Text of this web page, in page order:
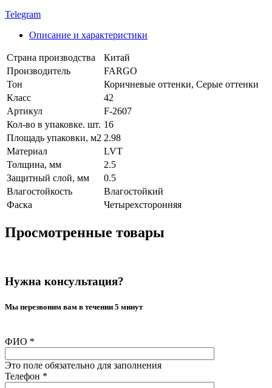
Telegram
Описание и характеристики
Страна производства
Китай
Производитель
FARGO
Тон
Коричневые оттенки, Серые оттенки
Класс
42
Артикул
F-2607
Кол-во в упаковке. шт. 16
Площадь упаковки, м2 2.98
Материал
LVT
Толщина, мм
2.5
Защитный слой, мм
0.5
Влагостойкость
Влагостойкий
Фаска
Четырехсторонняя
Просмотренные товары
Нужна консультация?
Мы перезвоним вам в течении 5 минут
ФИО *
Это поле обязательно для заполнения
Телефон *